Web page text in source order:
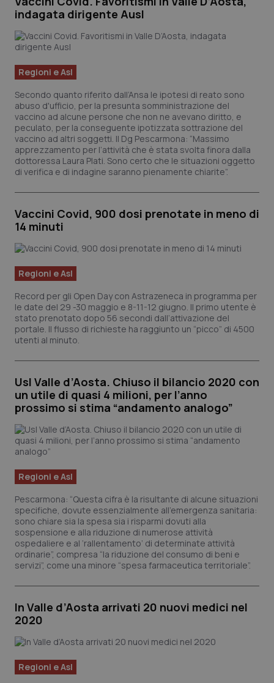
indagata dirigente Ausl
Regioni e Asl
Secondo quanto riferito dall’Ansa le ipotesi di reato sono
abuso d'ufficio, per la presunta somministrazione del
vaccino ad alcune persone che non ne avevano diritto, e
peculato, per la conseguente ipotizzata sottrazione del
vaccino ad altri soggetti. Il Dg Pescarmona: “Massimo
apprezzamento per l’attività che è stata svolta finora dalla
dottoressa Laura Plati. Sono certo che le situazioni oggetto
di verifica e di indagine saranno pienamente chiarite”.
Vaccini Covid, 900 dosi prenotate in meno di
14 minuti
Regioni e Asl
Record per gli Open Day con Astrazeneca in programma per
le date del 29 -30 maggio e 8-11-12 giugno. Il primo utente è
stato prenotato dopo 56 secondi dall’attivazione del
portale. Il flusso di richieste ha raggiunto un “picco” di 4500
utenti al minuto.
Usl Valle d’Aosta. Chiuso il bilancio 2020 con
un utile di quasi 4 milioni, per l’anno
prossimo si stima “andamento analogo”
Regioni e Asl
Pescarmona: “Questa cifra è la risultante di alcune situazioni
specifiche, dovute essenzialmente all’emergenza sanitaria:
sono chiare sia la spesa sia i risparmi dovuti alla
sospensione e alla riduzione di numerose attività
ospedaliere e al ‘rallentamento’ di determinate attività
ordinarie”, compresa “la riduzione del consumo di beni e
servizi”, come una minore “spesa farmaceutica territoriale”.
In Valle d’Aosta arrivati 20 nuovi medici nel
2020
Regioni e Asl